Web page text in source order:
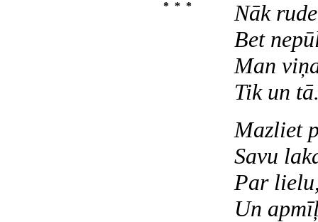
* * *
Nāk
Bet
Man
Tik un
Mazliet
Savu
Par
Un